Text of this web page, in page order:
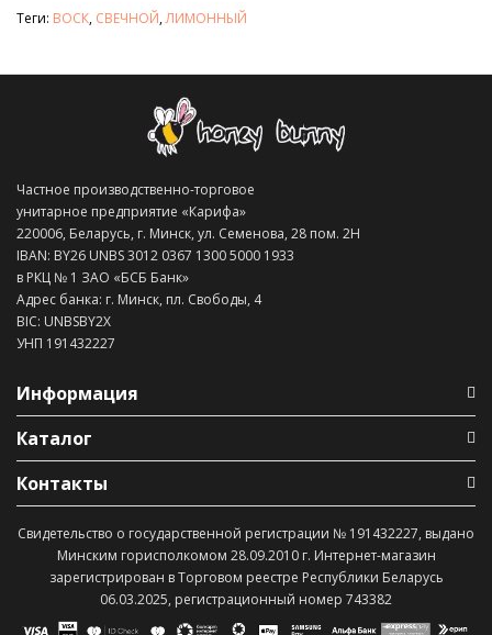
Теги: ВОСК, СВЕЧНОЙ,ЛИМОННЫЙ
Частное производственно-торговое
унитарное предприятие «Карифа»
220006, Беларусь, г. Минск, ул. Семенова, 28 пом. 2Н
IBAN: BY26 UNBS 3012 0367 1300 5000 1933
в РКЦ № 1 ЗАО «БСБ Банк»
Адрес банка: г. Минск, пл. Свободы, 4
BIC: UNBSBY2X
УНП 191432227
Информация
Каталог
Контакты
Свидетельство о государственной регистрации № 191432227, выдано
Минским горисполкомом 28.09.2010 г. Интернет-магазин
зарегистрирован в Торговом реестре Республики Беларусь
06.03.2025, регистрационный номер 743382